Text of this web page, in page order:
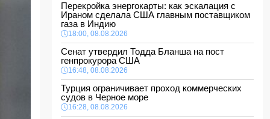
Перекройка энергокарты: как эскалация с
Ираном сделала США главным поставщиком
газа в Индию
18:00, 08.08.2026
Сенат утвердил Тодда Бланша на пост
генпрокурора США
16:48, 08.08.2026
Турция ограничивает проход коммерческих
судов в Черное море
16:28, 08.08.2026